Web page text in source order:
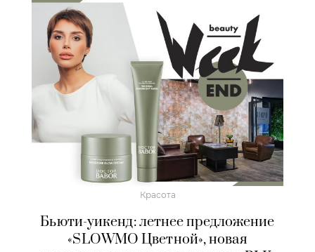
Красота
Бьюти-уикенд: летнее предложение
«SLOWMO Цветной», новая